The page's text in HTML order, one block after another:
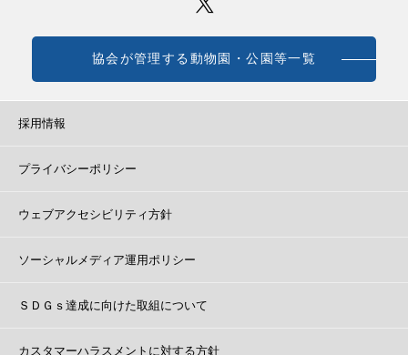
協会が管理する動物園・公園等一覧
採用情報
プライバシーポリシー
ウェブアクセシビリティ方針
ソーシャルメディア運用ポリシー
ＳＤＧｓ達成に向けた取組について
カスタマーハラスメントに対する方針